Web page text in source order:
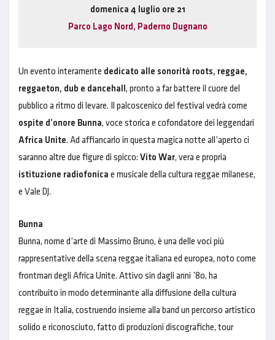
domenica 4 luglio ore 21
Parco Lago Nord, Paderno Dugnano
Un evento interamente dedicato alle sonorità roots, reggae,
reggaeton, dub e dancehall , pronto a far battere il cuore del
pubblico a ritmo di levare. Il palcoscenico del festival vedrà come
ospite d’onore Bunna, voce storica e cofondatore dei leggendari
Africa Unite. Ad affiancarlo in questa magica notte all’aperto ci
saranno altre due figure di spicco: Vito War, vera e propria
istituzione radiofonica e musicale della cultura reggae milanese,
e Vale DJ.
Bunna
Bunna, nome d’arte di Massimo Bruno, è una delle voci più
rappresentative della scena reggae italiana ed europea, noto come
frontman degli Africa Unite. Attivo sin dagli anni ’80, ha
contribuito in modo determinante alla diffusione della cultura
reggae in Italia, costruendo insieme alla band un percorso artistico
solido e riconosciuto, fatto di produzioni discografiche, tour